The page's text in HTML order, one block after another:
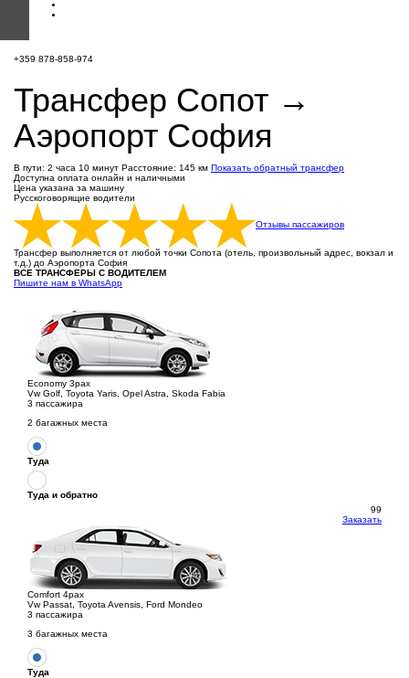
+359 878-858-974
Трансфер Сопот →
Аэропорт София
В пути: 2 часа 10 минут Расстояние: 145 км Показать обратный трансфер
Доступна оплата онлайн и наличными
Цена указана за машину
Русскоговорящие водители
Отзывы пассажиров
Трансфер выполняется от любой точки Сопота (отель, произвольный адрес, вокзал и
т.д.) до Аэропорта София
ВСЕ ТРАНСФЕРЫ С ВОДИТЕЛЕМ
Пишите нам в WhatsApp
Economy 3pax
Vw Golf, Toyota Yaris, Opel Astra, Skoda Fabia
3 пассажира
2 багажных места
Туда
Туда и обратно
99
Заказать
Comfort 4pax
Vw Passat, Toyota Avensis, Ford Mondeo
3 пассажира
3 багажных места
Туда